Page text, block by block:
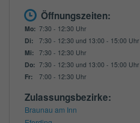
Öffnungszeiten:
Mo: 7:30 - 12:30 Uhr
Di:
7:30 - 12:30 und 13:00 - 15:00 Uhr
Mi: 7:30 - 12:30 Uhr
Do: 7:30 - 12:30 und 13:00 - 15:00 Uhr
Fr:
7:00 - 12:30 Uhr
Zulassungsbezirke:
Braunau am Inn